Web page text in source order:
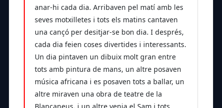
anar-hi cada dia. Arribaven pel matí amb les
seves motxilletes i tots els matins cantaven
una cançó per desitjar-se bon dia. I després,
cada dia feien coses divertides i interessants.
Un dia pintaven un dibuix molt gran entre
tots amb pintura de mans, un altre posaven
música africana i es posaven tots a ballar, un
altre miraven una obra de teatre de la
Blancaneus, i un altre venia el Sam i tots